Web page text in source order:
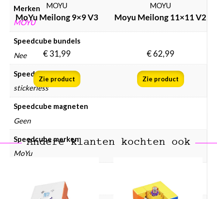
Merken
MOYU
Speedcube bundels
Nee
Speedcube kleur
stickerless
Speedcube magneten
Geen
Speedcube merken
MoYu
€ 100 en hoger
MOYU
MoYu Meilong 9×9 V3
€31,99
Zie product
MOYU
Moyu Meilong 11×11 V2
€62,99
Zie product
Andere klanten kochten ook